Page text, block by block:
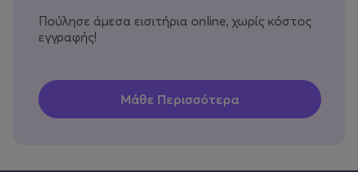
Πούλησε άμεσα εισιτήρια online, χωρίς κόστος
εγγραφής!